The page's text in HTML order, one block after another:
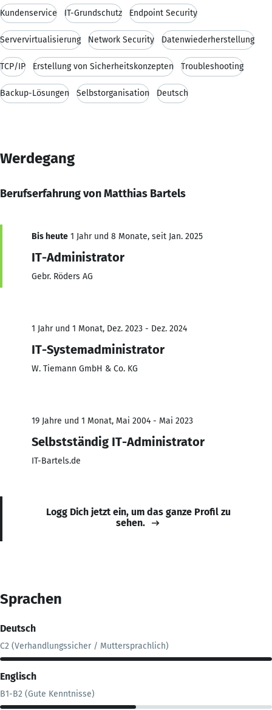
Kundenservice IT-Grundschutz Endpoint Security
Servervirtualisierung Network Security Datenwiederherstellung
TCP/IP Erstellung von Sicherheitskonzepten Troubleshooting
Backup-Lösungen Selbstorganisation Deutsch
Werdegang
Berufserfahrung von Matthias Bartels
Bis heute 1 Jahr und 8 Monate, seit Jan. 2025
IT-Administrator
Gebr. Röders AG
1 Jahr und 1 Monat, Dez. 2023 - Dez. 2024
IT-Systemadministrator
W. Tiemann GmbH & Co. KG
19 Jahre und 1 Monat, Mai 2004 - Mai 2023
Selbstständig IT-Administrator
IT-Bartels.de
Logg Dich jetzt ein, um das ganze Profil zu
sehen.
Sprachen
Deutsch
C2 (Verhandlungssicher / Muttersprachlich)
Englisch
B1-B2 (Gute Kenntnisse)